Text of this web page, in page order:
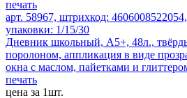
арт. 58967, штрихкод: 4606008522054,
упаковки: 1/15/30
Дневник школьный, А5+, 48л.,
поролоном, аппликация в виде
окна с маслом, пайетками и
печать
цена за 1шт.